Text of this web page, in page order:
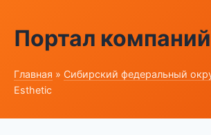
Портал компаний
Главная » Сибирский федеральный
Esthetic